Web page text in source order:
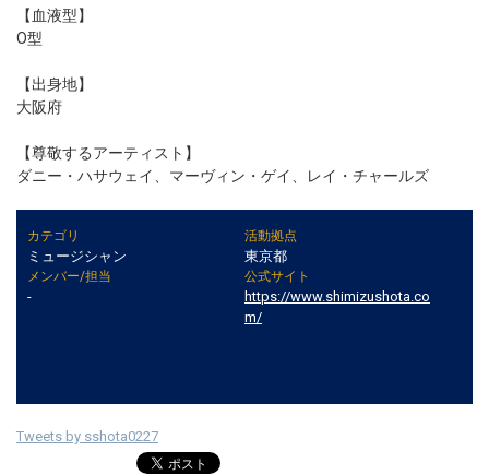
【血液型】
O型
【出身地】
大阪府
【尊敬するアーティスト】
ダニー・ハサウェイ、マーヴィン・ゲイ、レイ・チャールズ
カテゴリ
ミュージシャン
活動拠点
東京都
メンバー/担当
-
公式サイト
https://www.shimizushota.co
m/
Tweets by sshota0227